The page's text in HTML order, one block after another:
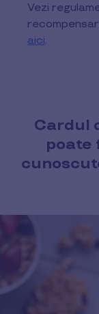
Vezi
aici.
Cardul
poate